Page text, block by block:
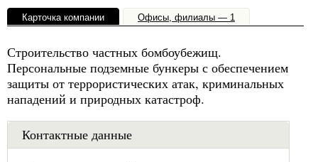
Карточка компании Офисы, филиалы — 1
Строительство частных бомбоубежищ.
Персональные подземные бункеры с обеспечением
защиты от террористических атак, криминальных
нападений и природных катастроф.
Контактные данные